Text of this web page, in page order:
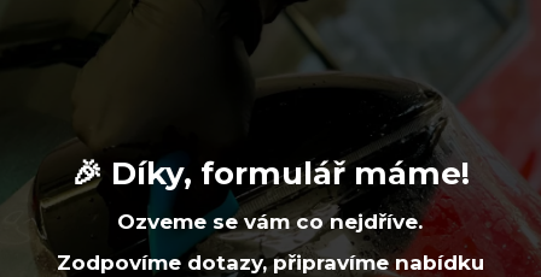
🎉 Díky, formulář máme!
Ozveme se vám co nejdříve.
Zodpovíme dotazy, připravíme nabídku